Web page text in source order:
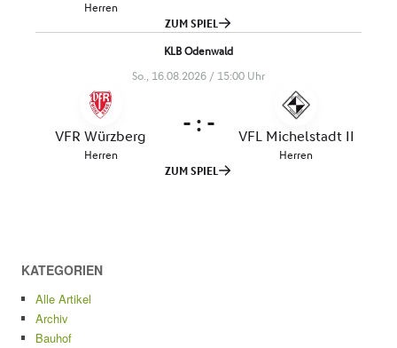
KATEGORIEN
Alle Artikel
Archiv
Bauhof